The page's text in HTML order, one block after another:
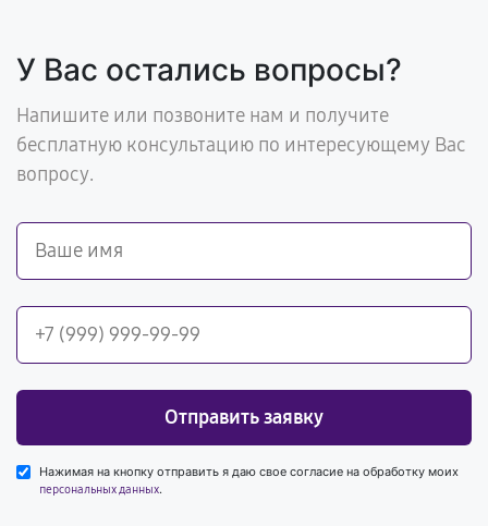
У Вас остались вопросы?
Напишите или позвоните нам и получите
бесплатную консультацию по интересующему Вас
вопросу.
Отправить заявку
Нажимая на кнопку отправить я даю свое согласие на обработку моих
персональных данных.